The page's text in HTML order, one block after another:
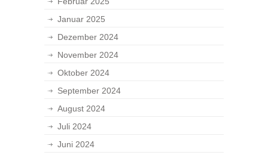
Januar 2025
Dezember 2024
November 2024
Oktober 2024
September 2024
August 2024
Juli 2024
Juni 2024